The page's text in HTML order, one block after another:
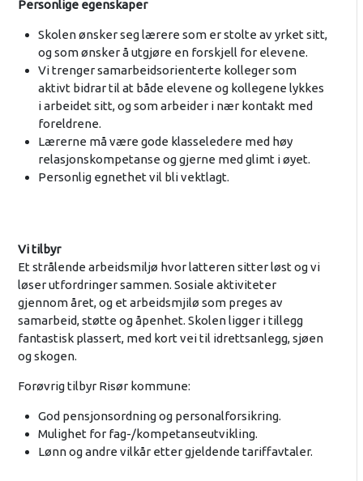
Personlige egenskaper
Skolen ønsker seg lærere som er stolte av yrket sitt,
og som ønsker å utgjøre en forskjell for elevene.
Vi trenger samarbeidsorienterte kolleger som
aktivt bidrar til at både elevene og kollegene lykkes
i arbeidet sitt, og som arbeider i nær kontakt med
foreldrene.
Lærerne må være gode klasseledere med høy
relasjonskompetanse og gjerne med glimt i øyet.
Personlig egnethet vil bli vektlagt.
Vi tilbyr
Et strålende arbeidsmiljø hvor latteren sitter løst og vi
løser utfordringer sammen. Sosiale aktiviteter
gjennom året, og et arbeidsmjilø som preges av
samarbeid, støtte og åpenhet. Skolen ligger i tillegg
fantastisk plassert, med kort vei til idrettsanlegg, sjøen
og skogen.
Forøvrig tilbyr Risør kommune:
God pensjonsordning og personalforsikring.
Mulighet for fag-/kompetanseutvikling.
Lønn og andre vilkår etter gjeldende tariffavtaler.